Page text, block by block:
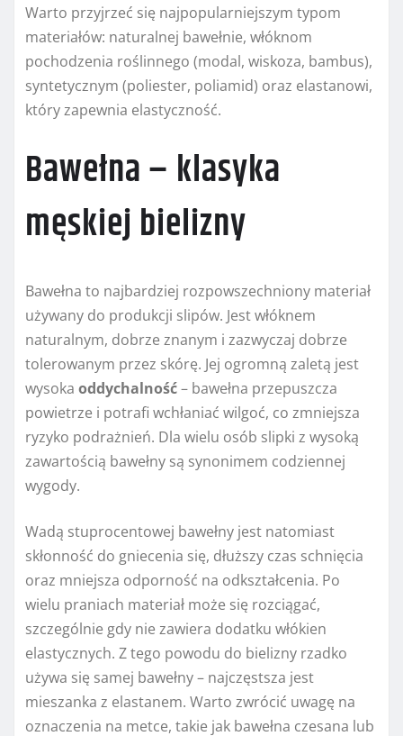
Warto przyjrzeć się najpopularniejszym typom
materiałów: naturalnej bawełnie, włóknom
pochodzenia roślinnego (modal, wiskoza, bambus),
syntetycznym (poliester, poliamid) oraz elastanowi,
który zapewnia elastyczność.
Bawełna – klasyka
męskiej bielizny
Bawełna to najbardziej rozpowszechniony materiał
używany do produkcji slipów. Jest włóknem
naturalnym, dobrze znanym i zazwyczaj dobrze
tolerowanym przez skórę. Jej ogromną zaletą jest
wysoka oddychalność– bawełna przepuszcza
powietrze i potrafi wchłaniać wilgoć, co zmniejsza
ryzyko podrażnień. Dla wielu osób slipki z wysoką
zawartością bawełny są synonimem codziennej
wygody.
Wadą stuprocentowej bawełny jest natomiast
skłonność do gniecenia się, dłuższy czas schnięcia
oraz mniejsza odporność na odkształcenia. Po
wielu praniach materiał może się rozciągać,
szczególnie gdy nie zawiera dodatku włókien
elastycznych. Z tego powodu do bielizny rzadko
używa się samej bawełny – najczęstsza jest
mieszanka z elastanem. Warto zwrócić uwagę na
oznaczenia na metce, takie jak bawełna czesana lub